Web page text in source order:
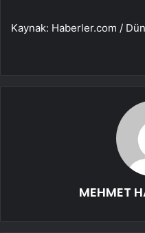
Kaynak: Haberler.com /
MEHMET